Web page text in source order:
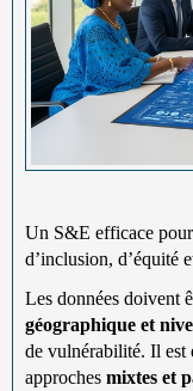
Un S&E efficace
d’inclusion, d’équité
Les données doivent
géographique et
de vulnérabilité. Il est
approches mixtes et